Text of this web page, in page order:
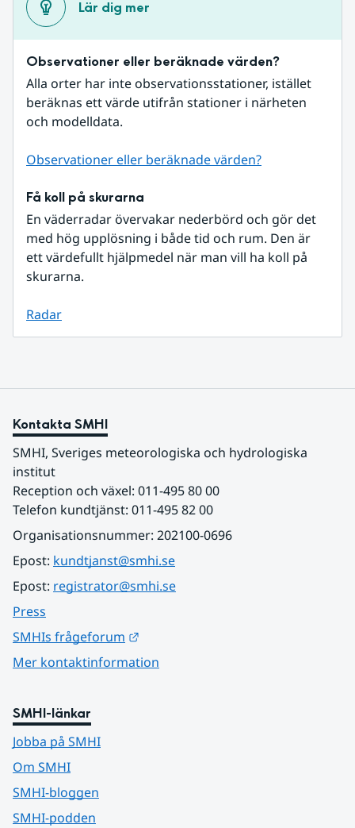
Lär dig mer
Observationer eller beräknade värden?
Alla orter har inte observationsstationer, istället
beräknas ett värde utifrån stationer i närheten
och modelldata.
Observationer eller beräknade värden?
Få koll på skurarna
En väderradar övervakar nederbörd och gör det
med hög upplösning i både tid och rum. Den är
ett värdefullt hjälpmedel när man vill ha koll på
skurarna.
Radar
Kontakta SMHI
SMHI, Sveriges meteorologiska och hydrologiska
institut
Reception och växel: 011-495 80 00
Telefon kundtjänst: 011-495 82 00
Organisationsnummer: 202100-0696
Epost: kundtjanst@smhi.se
Epost: registrator@smhi.se
Press
SMHIs frågeforum
Mer kontaktinformation
SMHI-länkar
Jobba på SMHI
Om SMHI
SMHI-bloggen
SMHI-podden